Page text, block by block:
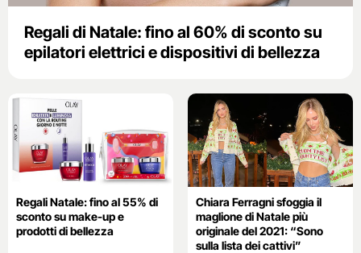
Regali di Natale: fino al 60% di sconto su
epilatori elettrici e dispositivi di bellezza
Regali Natale: fino al 55% di
sconto su make-up e
prodotti di bellezza
Chiara Ferragni sfoggia il
maglione di Natale più
originale del 2021: “Sono
sulla lista dei cattivi”